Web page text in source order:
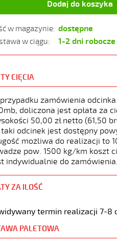
Dodaj do koszyka
w magazynie: dostępne
w ciągu: 1-2 dni robocze
CIĘCIA
zamówienia
doliczona jest opłata za
50,00 zł netto (61,50
odcinek jest dostępny
możliwa do realizacji to
pow. 1500 kg/km koszt
indywidualnie do zamówienia.
ZA ILOŚĆ
termin realizacji 7-8
PALETOWA